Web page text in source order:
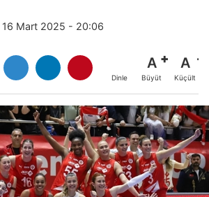
16 Mart 2025 - 20:06
Dinle
A
Büyüt
A
Küçült